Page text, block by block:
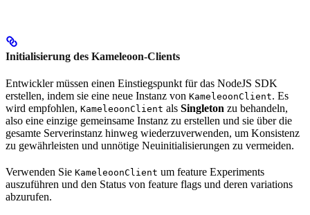
Initialisierung des Kameleoon-Clients
Entwickler müssen einen Einstiegspunkt für das NodeJS SDK
erstellen, indem sie eine neue Instanz von KameleoonClient. Es
wird empfohlen, KameleoonClient als Singleton zu behandeln,
also eine einzige gemeinsame Instanz zu erstellen und sie über die
gesamte Serverinstanz hinweg wiederzuverwenden, um Konsistenz
zu gewährleisten und unnötige Neuinitialisierungen zu vermeiden.
Verwenden Sie KameleoonClient um feature Experiments
auszuführen und den Status von feature flags und deren variations
abzurufen.